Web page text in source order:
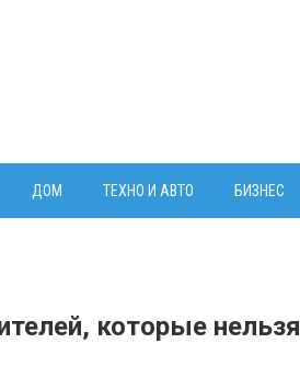
ДОМ ТЕХНО И АВТО БИЗНЕС
которые нельзя